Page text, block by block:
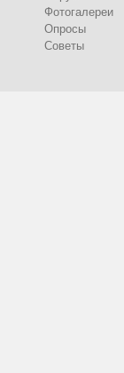
Фотогалереи
Опросы
Советы